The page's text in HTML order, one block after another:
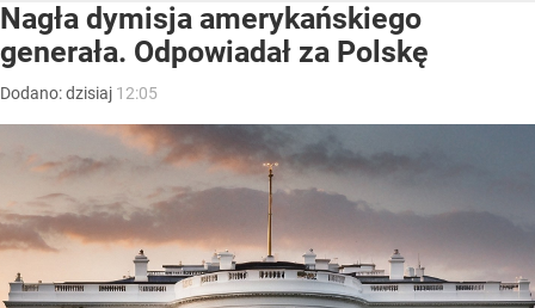
Nagła dymisja amerykańskiego
generała. Odpowiadał za Polskę
Dodano:dzisiaj 12:05